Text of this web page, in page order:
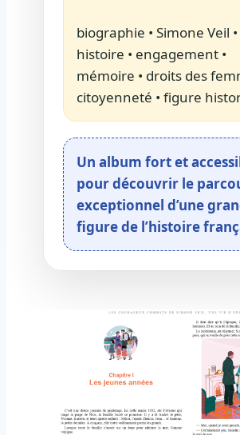
biographie • Simone Veil •
histoire • engagement •
mémoire • droits des
citoyenneté • figure
Un album fort et
pour découvrir le
exceptionnel d’une
figure de l’histoire